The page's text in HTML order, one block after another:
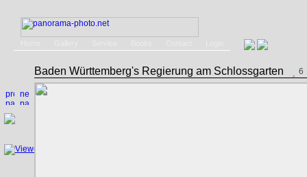
Baden Württemberg's Regierung am Schlossgarten 6